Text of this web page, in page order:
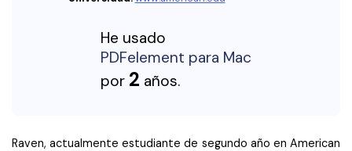
Gobierno
Publicación
Centro de conocimiento
Edita y personaliza plantillas gratuitas.
He usado
PDFelement para Mac
por 2 años.
Raven, actualmente estudiante de segundo año en American